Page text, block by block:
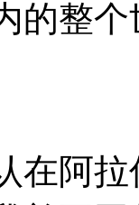
的整
在阿